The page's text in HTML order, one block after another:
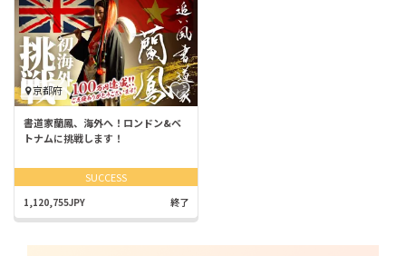
京都府
書道家蘭鳳、海外へ！ロンドン&ベ
トナムに挑戦します！
SUCCESS
1,120,755JPY 終了